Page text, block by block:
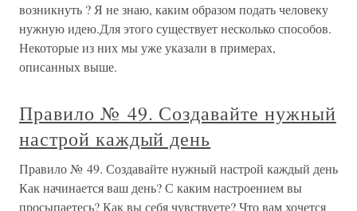
возникнуть ? Я не знаю, каким образом подать человеку
нужную идею.Для этого существует несколько способов.
Некоторые из них мы уже указали в примерах,
описанных выше.
Правило № 49. Создавайте нужный
настрой каждый день
Правило № 49. Создавайте нужный настрой каждый день
Как начинается ваш день? С каким настроением вы
просыпаетесь? Как вы себя чувствуете? Что вам хочется